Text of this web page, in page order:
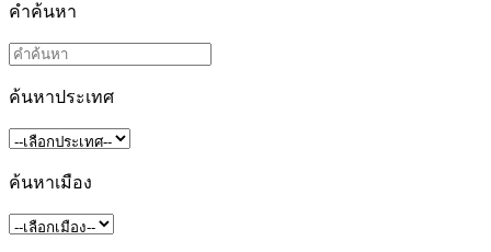
คำค้นหา
ค้นหาประเทศ
ค้นหาเมือง